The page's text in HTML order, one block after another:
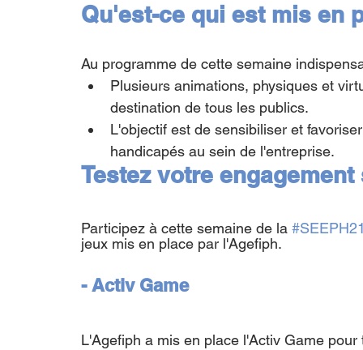
Qu'est-ce qui est mis en
Au programme de cette semaine
Plusieurs animations, physiques et
destination de tous les publics.
L'objectif est de sensibiliser et
handicapés au sein de l'entreprise.
Testez votre
Participez à cette semaine de la
jeux mis en place par l'Agefiph.
- Activ Game
L'Agefiph a mis en place l'Activ Game